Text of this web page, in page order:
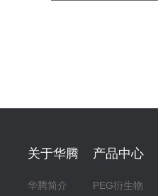
关于华腾
华腾简介
产品中心
PEG衍生物